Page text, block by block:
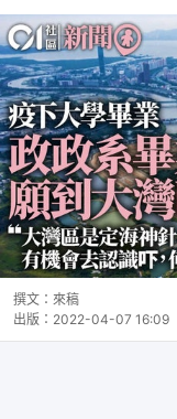
撰文： 來稿
出版： 2022-04-07 16:09